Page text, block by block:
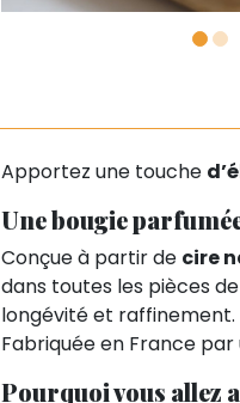
Apportez une touche
Une bougie
Conçue à partir de cire
dans toutes les pièces
longévité et raffinement.
Fabriquée en France
Pourquoi vous allez